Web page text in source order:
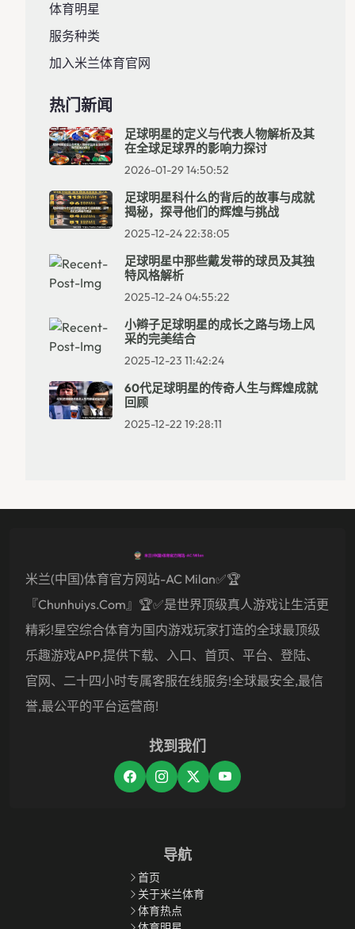
体育明星
服务种类
加入米兰体育官网
热门新闻
足球明星的定义与代表人物解析及其
在全球足球界的影响力探讨
2026-01-29 14:50:52
足球明星科什么的背后的故事与成就
揭秘，探寻他们的辉煌与挑战
2025-12-24 22:38:05
足球明星中那些戴发带的球员及其独
特风格解析
2025-12-24 04:55:22
小辫子足球明星的成长之路与场上风
采的完美结合
2025-12-23 11:42:24
60代足球明星的传奇人生与辉煌成就
回顾
2025-12-22 19:28:11
米兰(中国)体育官方网站-AC Milan✅🏆
『chunhuiys.com』🏆✅是世界顶级真人游戏让生活更
精彩!星空综合体育为国内游戏玩家打造的全球最顶级
乐趣游戏APP,提供下载、入口、首页、平台、登陆、
官网、二十四小时专属客服在线服务!全球最安全,最信
誉,最公平的平台运营商!
找到我们
导航
首页
关于米兰体育
体育热点